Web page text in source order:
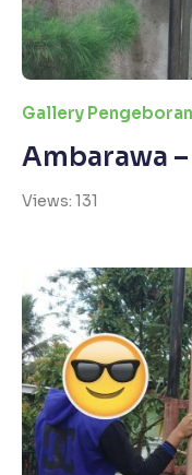
Gallery Pengeboran
Ambarawa
Views: 131